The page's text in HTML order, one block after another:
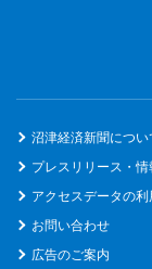
沼津経済新聞につい
プレスリリース・
アクセスデータの
お問い合わせ
広告のご案内